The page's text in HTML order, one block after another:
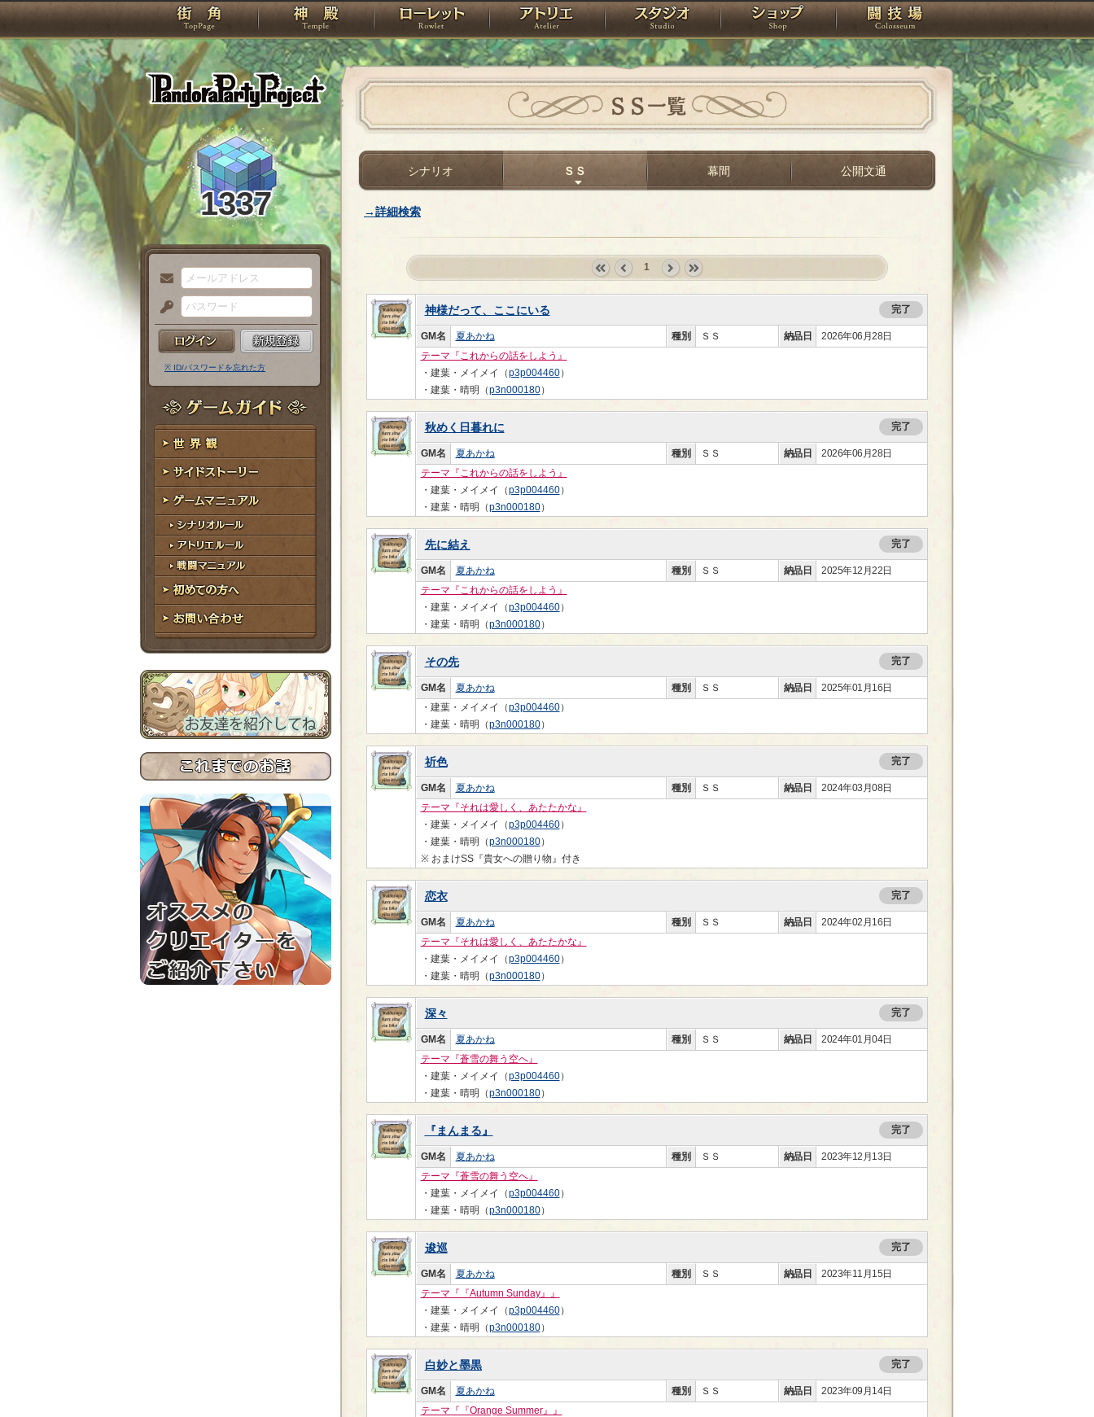
PandoraPartyProject
TOP 神殿 ローレット アトリエ スタジオ ショップ 闘技場
1337
メ
ー
ル
ア
ド
レ
ス
パ
ス
ー
ド
※ ID/パスワードを忘れた方
ゲームガイド
世界観
サイドストーリー
ゲームマニュアル
シナリオルール
アトリエルール
戦闘マニュアル
初めての方へ
お問い合わせ
ＳＳ一覧
シナリオ ＳＳ 幕間 公開文通
→詳細検索
1
神様だって、ここにいる 完了
GM名 夏あかね 種別 ＳＳ 納品日
2026年06月28日
テーマ『これからの話をしよう』
・建葉・メイメイ（p3p004460）
・建葉・晴明（p3n000180）
秋めく日暮れに 完了
GM名 夏あかね 種別 ＳＳ 納品日
2026年06月28日
テーマ『これからの話をしよう』
・建葉・メイメイ（p3p004460）
・建葉・晴明（p3n000180）
先に結え 完了
GM名 夏あかね 種別 ＳＳ 納品日
2025年12月22日
テーマ『これからの話をしよう』
・建葉・メイメイ（p3p004460）
・建葉・晴明（p3n000180）
その先 完了
GM名 夏あかね 種別 ＳＳ 納品日
2025年01月16日
・建葉・メイメイ（p3p004460）
・建葉・晴明（p3n000180）
祈色 完了
GM名 夏あかね 種別 ＳＳ 納品日
2024年03月08日
テーマ『それは愛しく、あたたかな』
・建葉・メイメイ（p3p004460）
・建葉・晴明（p3n000180）
※ おまけSS『貴女への贈り物』付き
恋衣 完了
GM名 夏あかね 種別 ＳＳ 納品日
2024年02月16日
テーマ『それは愛しく、あたたかな』
・建葉・メイメイ（p3p004460）
・建葉・晴明（p3n000180）
深々 完了
GM名 夏あかね 種別 ＳＳ 納品日
2024年01月04日
テーマ『蒼雪の舞う空へ』
・建葉・メイメイ（p3p004460）
・建葉・晴明（p3n000180）
『まんまる』 完了
GM名 夏あかね 種別 ＳＳ 納品日
2023年12月13日
テーマ『蒼雪の舞う空へ』
・建葉・メイメイ（p3p004460）
・建葉・晴明（p3n000180）
逡巡 完了
GM名 夏あかね 種別 ＳＳ 納品日
2023年11月15日
テーマ『『Autumn Sunday』』
・建葉・メイメイ（p3p004460）
・建葉・晴明（p3n000180）
白妙と墨黒 完了
GM名 夏あかね 種別 ＳＳ 納品日
2023年09月14日
テーマ『『Orange Summer』』